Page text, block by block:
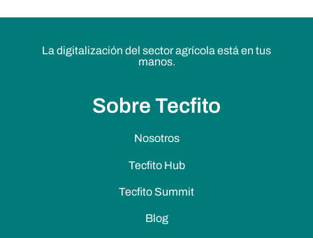
La digitalización del sector agrícola está en tus
manos.
Sobre Tecfito
Nosotros
Tecfito Hub
Tecfito Summit
Blog